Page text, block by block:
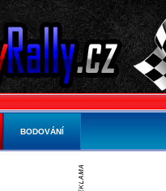
BODOVÁNÍ